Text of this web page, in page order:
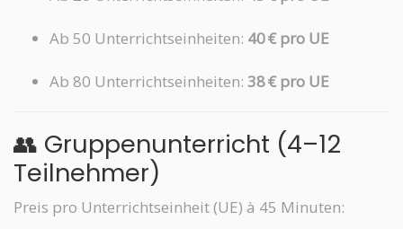
Ab 50 Unterrichtseinheiten: 40 € pro UE
Ab 80 Unterrichtseinheiten: 38 € pro UE
👥 Gruppenunterricht (4–12
Teilnehmer)
Preis pro Unterrichtseinheit (UE) à 45 Minuten: